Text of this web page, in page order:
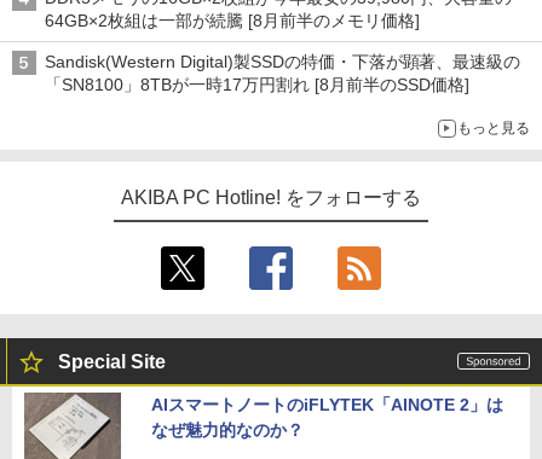
64GB×2枚組は一部が続騰 [8月前半のメモリ価格]
Sandisk(Western Digital)製SSDの特価・下落が顕著、最速級の
「SN8100」8TBが一時17万円割れ [8月前半のSSD価格]
もっと見る
AKIBA PC Hotline! をフォローする
Special Site
AIスマートノートのiFLYTEK「AINOTE 2」は
なぜ魅力的なのか？